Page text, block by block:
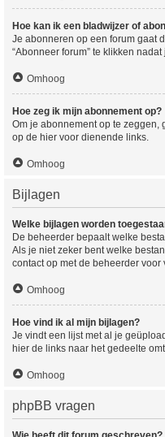
Hoe kan ik een bladwijzer of
Je abonneren op een forum gaat
“Abonneer forum” te klikken
Omhoog
Hoe zeg ik mijn abonnement op?
Om je abonnement op te zeggen,
op de hier voor dienende links.
Omhoog
Bijlagen
Welke bijlagen worden
De beheerder bepaalt welke
Als je niet zeker bent welke
contact op met de beheerder voor
Omhoog
Hoe vind ik al mijn bijlagen?
Je vindt een lijst met al je
hier de links naar het gedeelte
Omhoog
phpBB vragen